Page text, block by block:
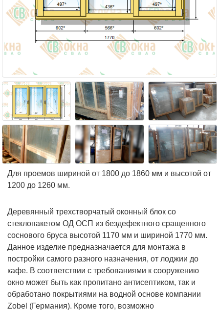
Для проемов шириной от 1800 до 1860 мм и высотой от
1200 до 1260 мм.
Деревянный трехстворчатый оконный блок со
стеклопакетом ОД ОСП из бездефектного сращенного
соснового бруса высотой 1170 мм и шириной 1770 мм.
Данное изделие предназначается для монтажа в
постройки самого разного назначения, от лоджии до
кафе. В соответствии с требованиями к сооружению
окно может быть как пропитано антисептиком, так и
обработано покрытиями на водной основе компании
Zobel (Германия). Кроме того, возможно